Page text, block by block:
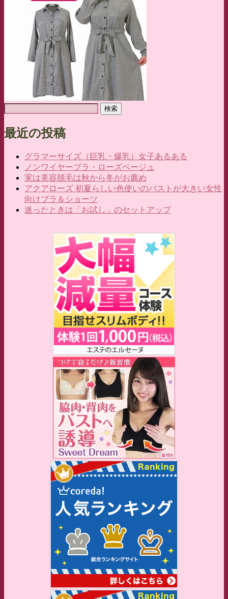
検
最近の投稿
グラマーサイズ（巨乳・爆乳）女子あるある
ノンワイヤーブラ・ローズベージュ
実は美容脱毛は秋から冬がお薦め
アクアローズ 初夏らしい色使いのバストが大きい女性
向けブラ＆ショーツ
迷ったときは「お試し」のセットアップ